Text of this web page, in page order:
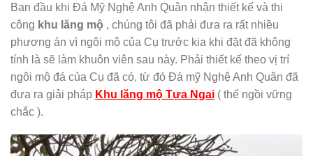
Ban đầu khi Đá Mỹ Nghệ Anh Quân nhận thiết kế và thi
công khu lăng mộ , chúng tôi đã phải đưa ra rất nhiều
phương án vì ngôi mộ của Cụ trước kia khi đặt đã không
tính là sẽ làm khuôn viên sau này. Phải thiết kế theo vị trí
ngôi mộ đá của Cụ đã có, từ đó Đá mỹ Nghệ Anh Quân đã
đưa ra giải pháp Khu lăng mộ Tựa Ngai ( thế ngồi vững
chắc ).